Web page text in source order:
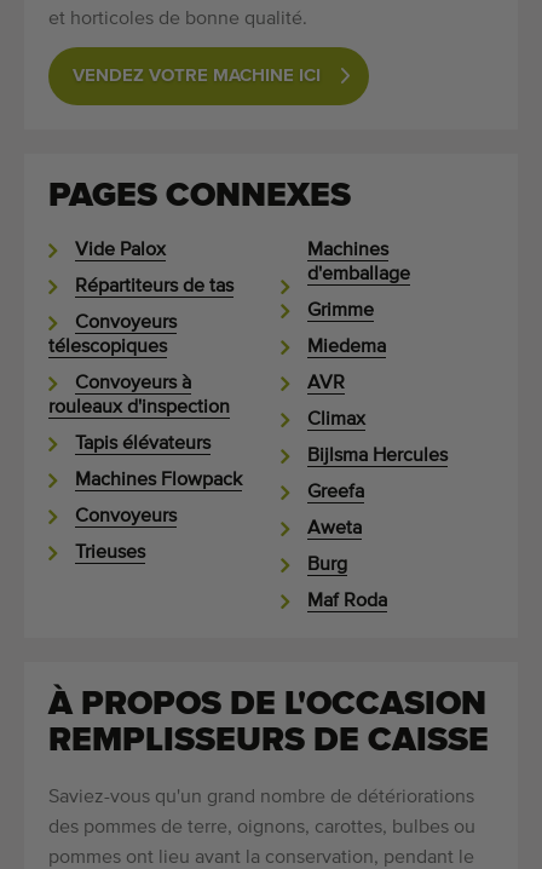
et horticoles de bonne qualité.
VENDEZ VOTRE MACHINE ICI
PAGES CONNEXES
Vide Palox
Répartiteurs de tas
Convoyeurs
télescopiques
Convoyeurs à
rouleaux d'inspection
Tapis élévateurs
Machines Flowpack
Convoyeurs
Trieuses
Machines
d'emballage
Grimme
Miedema
AVR
Climax
Bijlsma Hercules
Greefa
Aweta
Burg
Maf Roda
À PROPOS DE L'OCCASION
REMPLISSEURS DE CAISSE
Saviez-vous qu'un grand nombre de détériorations
des pommes de terre, oignons, carottes, bulbes ou
pommes ont lieu avant la conservation, pendant le